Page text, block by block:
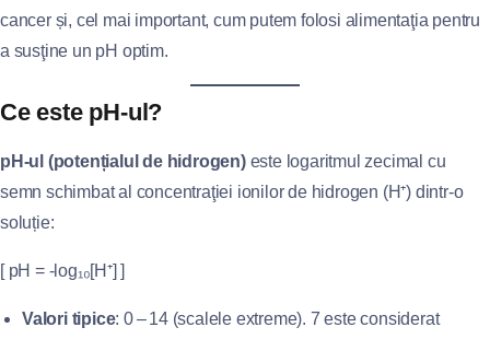
cancer și, cel mai important, cum putem folosi alimentaţia pentru
a susţine un pH optim.
Ce este pH‑ul?
pH‑ul (potențialul de hidrogen)este logaritmul zecimal cu
semn schimbat al concentraţiei ionilor de hidrogen (H⁺) dintr‑o
soluție:
[ pH = -log₁₀[H⁺] ]
Valori tipice: 0 – 14 (scalele extreme). 7 este considerat